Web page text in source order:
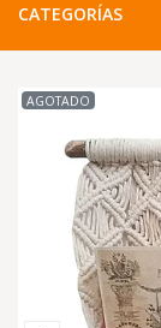
CATEGORÍAS
AGOTADO